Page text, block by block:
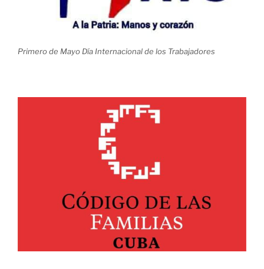
Primero de Mayo Día Internacional de los Trabajadores